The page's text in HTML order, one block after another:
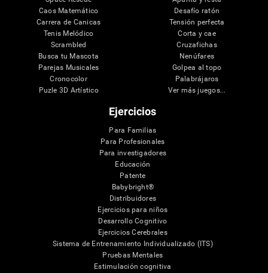
Caos Matemático
Carrera de Canicas
Tenis Melódico
Scrambled
Busca tu Mascota
Parejas Musicales
Cronocolor
Puzle 3D Artístico
Desafío ratón
Tensión perfecta
Corta y cae
Cruzafichas
Nenúfares
Golpea al topo
Palabrájaros
Ver más juegos...
Ejercicios
Para Familias
Para Profesionales
Para investigadores
Educación
Patente
Babybright®
Distribuidores
Ejercicios para niños
Desarrollo Cognitivo
Ejercicios Cerebrales
Sistema de Entrenamiento Individualizado (ITS)
Pruebas Mentales
Estimulación cognitiva